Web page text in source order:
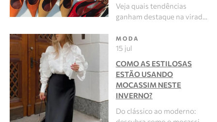
Veja quais tendências
ganham destaque na virad…
MODA
15 jul
COMO AS ESTILOSAS
ESTÃO USANDO
MOCASSIM NESTE
INVERNO?
Do clássico ao moderno: